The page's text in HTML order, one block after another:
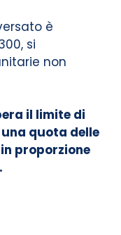
è
si
non
il limite di
quota delle
proporzione